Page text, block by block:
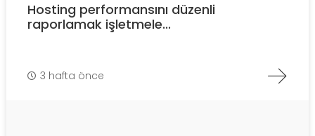
Hosting performansını düzenli
raporlamak işletmele...
3 hafta önce